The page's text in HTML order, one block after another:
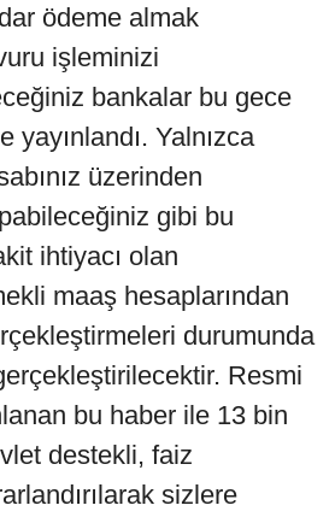
ödeme almak
işleminizi
bankalar bu gece
yayınlandı. Yalnızca
üzerinden
gibi bu
ihtiyacı olan
maaş hesaplarından
durumunda
Resmi
bu haber ile 13 bin
destekli, faiz
sizlere